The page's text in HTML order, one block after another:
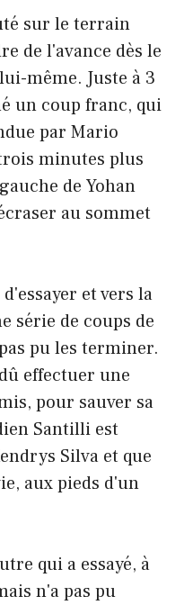
sur le terrain
de l'avance dès le
même. Juste à 3
un coup franc, qui
par Mario
minutes plus
de Yohan
au sommet
et vers la
série de coups de
pu les terminer.
effectuer une
pour sauver sa
Santilli est
Silva et que
aux pieds d'un
qui a essayé, à
n'a pas pu